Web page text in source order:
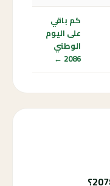
كم باقي
على اليوم
الوطني
2086 ←